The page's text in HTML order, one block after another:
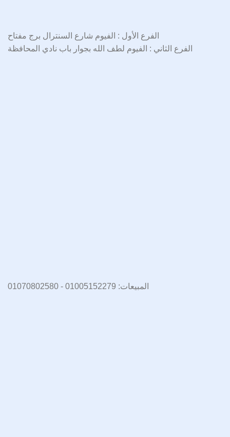
الفرع الأول : الفيوم شارع السنترال برج مفتاح
الفرع الثاني : الفيوم لطف الله بجوار باب نادي المحافظة
المبيعات: 01005152279 - 01070802580